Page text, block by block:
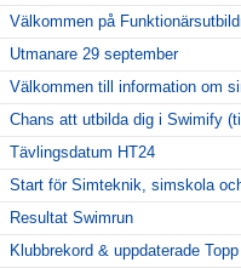
Välkommen på
Utmanare 29 september
Välkommen till information om
Chans att utbilda dig i Swimify
Tävlingsdatum HT24
Start för Simteknik, simskola
Resultat Swimrun
Klubbrekord & uppdaterade